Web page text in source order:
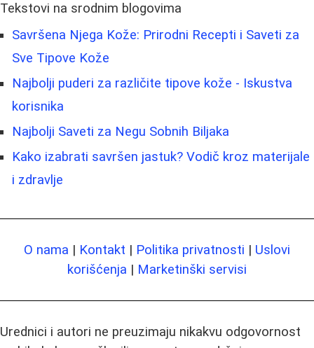
Tekstovi na srodnim blogovima
Savršena Njega Kože: Prirodni Recepti i Saveti za
Sve Tipove Kože
Najbolji puderi za različite tipove kože - Iskustva
korisnika
Najbolji Saveti za Negu Sobnih Biljaka
Kako izabrati savršen jastuk? Vodič kroz materijale
i zdravlje
O nama | Kontakt | Politika privatnosti | Uslovi
korišćenja | Marketinški servisi
Urednici i autori ne preuzimaju nikakvu odgovornost